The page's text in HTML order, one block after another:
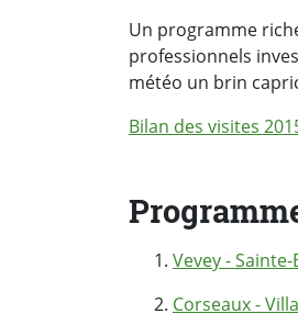
Un programme
professionnels
météo un brin
Bilan des visites
Vevey -
Corseaux -